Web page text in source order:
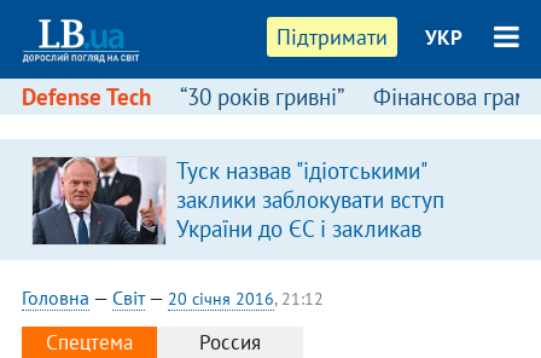
Підтримати УКР
Defense Tech “30 років гривні” Фінансова
Туск назвав "ідіотськими"
заклики заблокувати вступ
України до ЄС і закликав
припинити антиукраїнську
риторику
Головна — Світ— 20 січня 2016, 21:12
Спецтема Россия